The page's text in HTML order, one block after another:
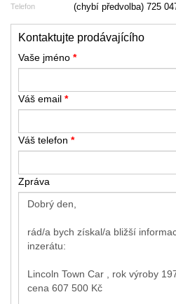
Telefon (chybí předvolba) 725
Kontaktujte prodávajícího
Vaše jméno *
Váš email *
Váš telefon *
Zpráva